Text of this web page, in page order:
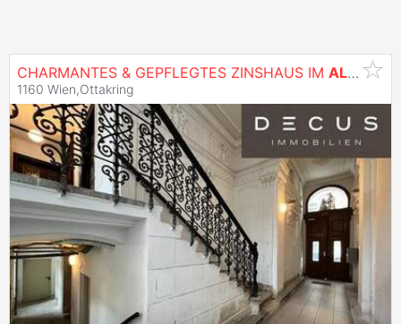
CHARMANTES & GEPFLEGTES ZINSHAUS IM ALLEINEIGENTUM
1160 Wien,Ottakring